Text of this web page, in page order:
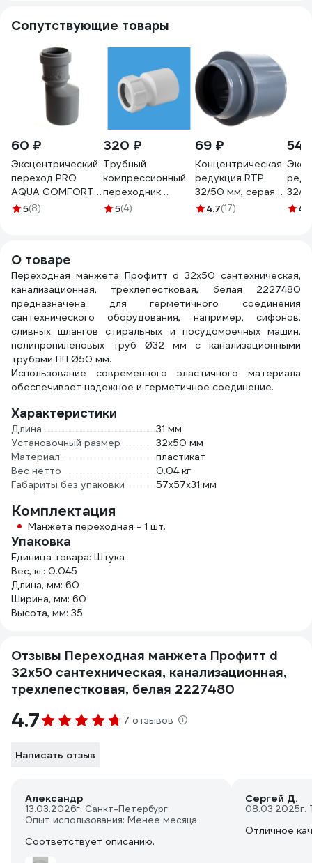
Сопутствующие товары
60 ₽
Эксцентрический
переход PRO
AQUA COMFORT
PP 32/50
5(8)
320 ₽
Трубный
компрессионный
переходник
McAlpine
5(4)
69 ₽
Концентрическая
редукция RTP
32/50 мм, серая
36633
4.7(17)
54
32/
4.6
О товаре
Переходная манжета Профитт d 32x50 сантехническая,
канализационная, трехлепестковая, белая 2227480
предназначена для герметичного соединения
сантехнического оборудования, например, сифонов,
сливных шлангов стиральных и посудомоечных машин,
полипропиленовых труб Ø32 мм с канализационными
трубами ПП Ø50 мм.
Использование современного эластичного материала
обеспечивает надежное и герметичное соединение.
Характеристики
Длина
31 мм
Установочный размер
32х50 мм
Материал
пластикат
Вес нетто
0.04 кг
Габариты без упаковки
57х57х31 мм
Комплектация
Манжета переходная - 1 шт.
Упаковка
Единица товара: Штука
Вес, кг: 0.045
Длина, мм: 60
Ширина, мм: 60
Высота, мм: 35
Отзывы Переходная манжета Профитт d
32x50 сантехническая, канализационная,
трехлепестковая, белая 2227480
4.7 7 отзывов
Написать отзыв
Александр
13.03.2026г. Санкт-Петербург
Опыт использования: Менее месяца
Соответствует описанию.
Сергей Д.
08.03.2025г.
Отличное